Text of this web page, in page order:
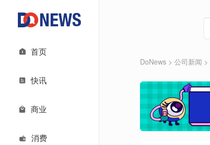
首页
快讯
商业
消费
DoNews > 公司新闻 >